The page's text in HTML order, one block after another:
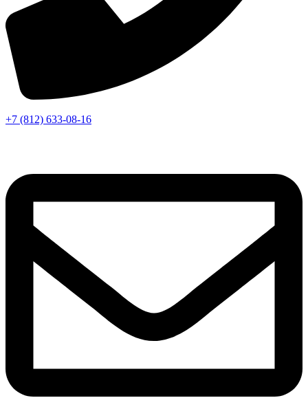
+7 (812) 633-08-16